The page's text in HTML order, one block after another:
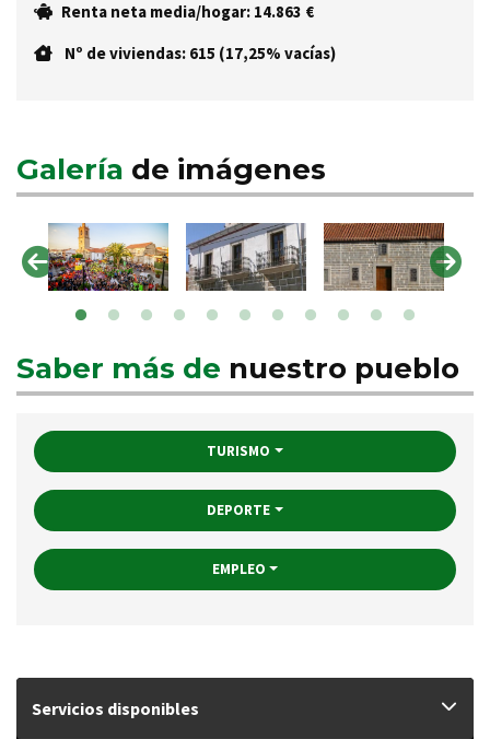
Renta neta media/hogar: 14.863 €
Nº de viviendas: 615 (17,25% vacías)
Galería de imágenes
Saber más de nuestro pueblo
TURISMO
DEPORTE
EMPLEO
Servicios disponibles